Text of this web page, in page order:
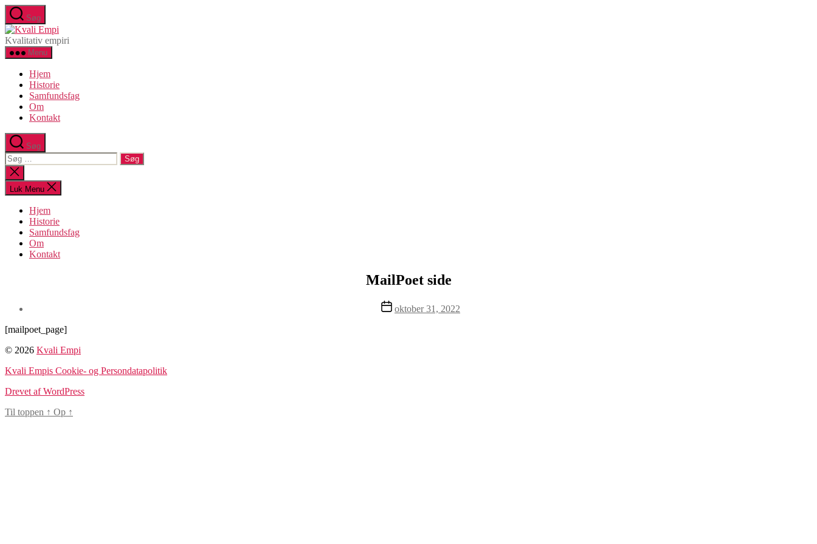
Spring
til
indholdet
Søg
Empi
Kvalitativ empiri
Menu
Hjem
Historie
Samfundsfag
Om
Kontakt
Søg
Søg
efter:
Luk
søgning
Luk Menu
Hjem
Historie
Samfundsfag
Om
Kontakt
MailPoet side
Indlægsdato
oktober 31, 2022
[mailpoet_page]
© 2026 Kvali Empi
Kvali Empis Cookie- og Persondatapolitik
Drevet af WordPress
Til toppen ↑ Op ↑